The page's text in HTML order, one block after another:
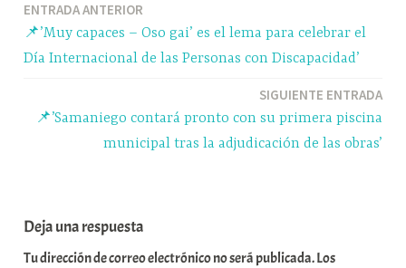
pp m rti
r
Navegación
de
ENTRADA ANTERIOR
📌’Muy capaces – Oso gai’ es el lema para celebrar el
Día Internacional de las Personas con Discapacidad’
SIGUIENTE ENTRADA
📌’Samaniego contará pronto con su primera piscina
municipal tras la adjudicación de las obras’
Deja una respuesta
Tu dirección de correo electrónico no será publicada.Los